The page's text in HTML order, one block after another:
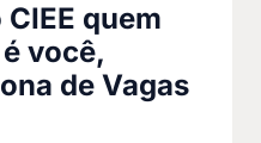
quem
você,
de Vagas